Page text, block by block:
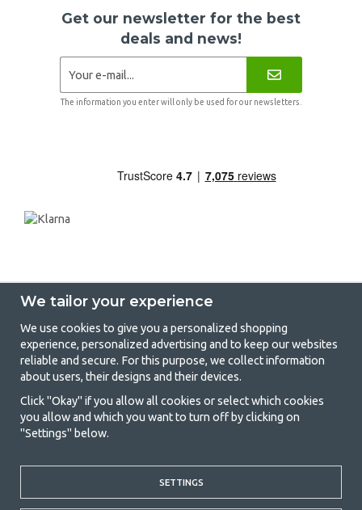
Get our newsletter for the best
deals and news!
The information you enter will only be used for our newsletters.
GetCamping - Your shop for camping
and outdoor life
Camping can be either a lifestyle or a way of gathering the family for a
joint adventure. No matter what category you belong to, you will find
everything you need in camping accessories in our store. We think
prices on family tents, caravan awnings and all other camping and
outdoor equipment. Our goal is to offer the best camping equipment in
terms of quality and functionality in each price category. Feel free to
We tailor your experience
We use cookies to give you a personalized shopping
experience, personalized advertising and to keep our websites
reliable and secure. For this purpose, we collect information
about users, their designs and their devices.
Click "Okay" if you allow all cookies or select which cookies
you allow and which you want to turn off by clicking on
"Settings" below.
SETTINGS